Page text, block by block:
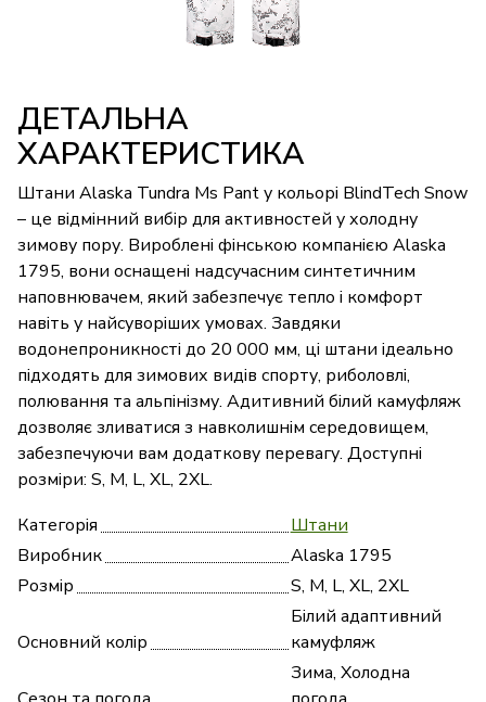
ДЕТАЛЬНА
ХАРАКТЕРИСТИКА
Штани Alaska Tundra Ms Pant у кольорі BlindTech Snow
– це відмінний вибір для активностей у холодну
зимову пору. Вироблені фінською компанією Alaska
1795, вони оснащені надсучасним синтетичним
наповнювачем, який забезпечує тепло і комфорт
навіть у найсуворіших умовах. Завдяки
водонепроникності до 20 000 мм, ці штани ідеально
підходять для зимових видів спорту, риболовлі,
полювання та альпінізму. Адитивний білий камуфляж
дозволяє зливатися з навколишнім середовищем,
забезпечуючи вам додаткову перевагу. Доступні
розміри: S, M, L, XL, 2XL.
Категорія
Штани
Виробник
Alaska 1795
Розмір
S, M, L, XL, 2XL
Основний колір
Білий адаптивний
камуфляж
Зима, Холодна